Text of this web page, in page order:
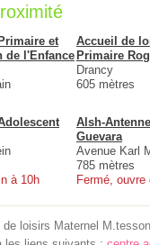
et
de l'Enfance
Accueil de
Primaire
Drancy
605 mètres
à 10h
Alsh-
Guevara
Avenue Karl
785 mètres
Fermé, ouvre
loisirs Maternel